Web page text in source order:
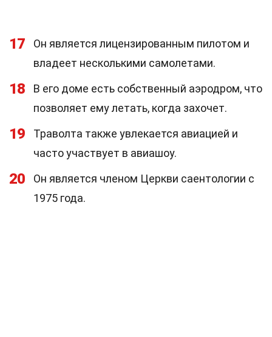
17
Он является лицензированным пилотом и
владеет несколькими самолетами.
18
В его доме есть собственный аэродром, что
позволяет ему летать, когда захочет.
19
Траволта также увлекается авиацией и
часто участвует в авиашоу.
20
Он является членом Церкви саентологии с
1975 года.